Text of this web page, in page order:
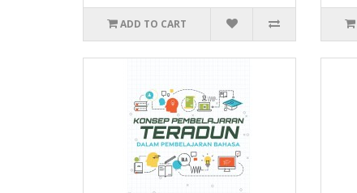
ADD TO CART